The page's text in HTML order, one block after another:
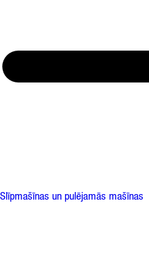
Slīpmašīnas un pulējamās mašīnas